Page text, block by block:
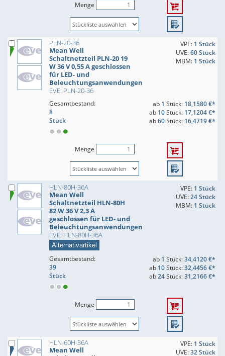
Menge
PLN-20-36
Mean Well
Schaltnetzteil PLN-20 19
W 36 V 0,55 A geschlossen
für LED- und
Beleuchtungsanwendungen
EVE: PLN-20-36
VPE: 1 Stück
UVE:60 Stück
MBM: 1 Stück
Gesamtbestand:
8
Stück
ab 1 Stück: 18,1580 €*
ab 10Stück: 17,1204 €*
ab60Stück: 16,4719 €*
Menge
HLN-80H-36A
Mean Well
Schaltnetzteil HLN-80H
82 W 36 V 2,3 A
geschlossen für LED- und
Beleuchtungsanwendungen
EVE: HLN-80H-36A
Alternativartikel
VPE: 1 Stück
UVE:24 Stück
MBM: 1 Stück
Gesamtbestand:
39
Stück
ab 1 Stück:34,4120 €*
ab 10Stück:32,4456 €*
ab24Stück:31,2166 €*
Menge
HLN-60H-36A
Mean Well
VPE: 1 Stück
UVE:32 Stück